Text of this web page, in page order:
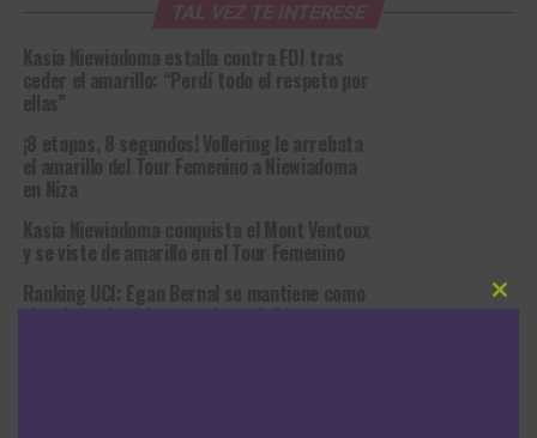
TAL VEZ TE INTERESE
el mejor colombiano en el escalafón tras